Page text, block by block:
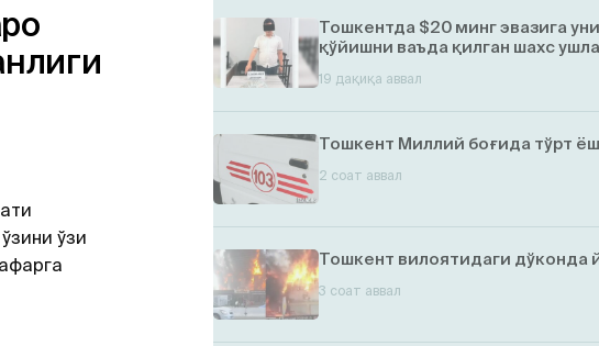
ўзи
Тошкентда $20 минг эвазига
қўйишни ваъда қилган шахс
19 дақиқа аввал
Тошкент Миллий боғида тўрт
2 соат аввал
Тошкент вилоятидаги дўконда
3 соат аввал